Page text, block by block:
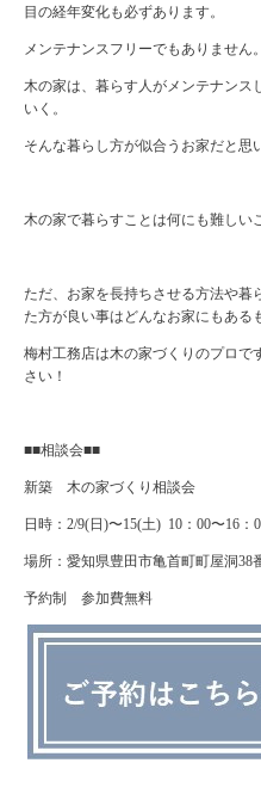
目の経年変化も必ずあります。
メンテナンスフリーでもありません。
木の家は、暮らす人がメンテナンス
いく。
そんな暮らし方が似合うお家だと思
木の家で暮らすことは何にも難しい
ただ、お家を長持ちさせる方法や暮
た方が良い事はどんなお家にもある
梅村工務店は木の家づくりのプロで
さい！
■■相談会■■
新築 木の家づくり相談会
日時： 2/9(日 )〜15(土) 10 ： 00〜16 ：
場所：愛知県豊田市亀首町町屋洞38
予約制 参加費無料